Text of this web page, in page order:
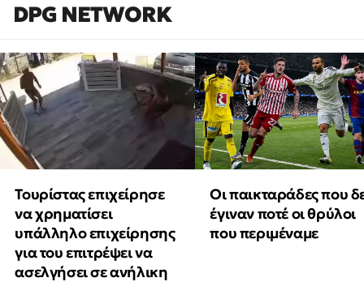
DPG NETWORK
Τουρίστας επιχείρησε
να χρηματίσει
υπάλληλο επιχείρησης
για του επιτρέψει να
ασελγήσει σε ανήλικη
Οι παικταράδες που
έγιναν ποτέ οι θρύλοι
που περιμέναμε